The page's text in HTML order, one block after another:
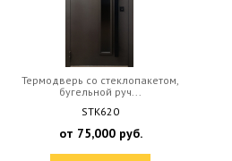
Термодверь со стеклопакетом,
бугельной руч...
STK620
от 75,000руб.